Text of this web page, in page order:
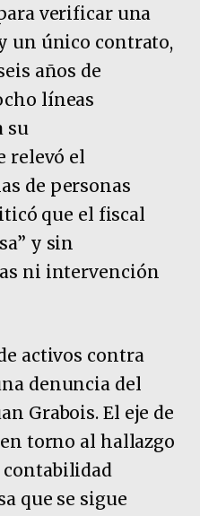
verificar una
un único contrato,
años de
líneas
su
relevó el
de personas
que el fiscal
y sin
ni intervención
activos contra
denuncia del
Grabois. El eje de
torno al hallazgo
contabilidad
que se sigue